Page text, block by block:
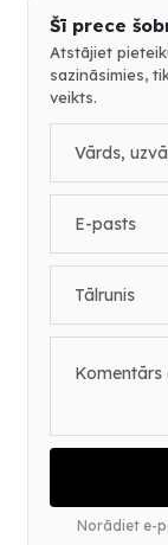
Šī prece
Atstājiet
sazināsimies,
veikts.
Norādiet e-